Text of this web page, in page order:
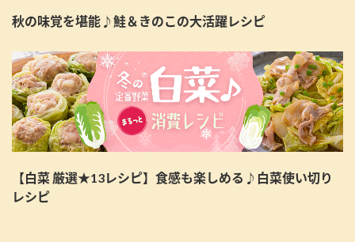
秋の味覚を堪能♪鮭＆きのこの大活躍レシピ
【白菜 厳選★13レシピ】食感も楽しめる♪白菜使い切り
レシピ